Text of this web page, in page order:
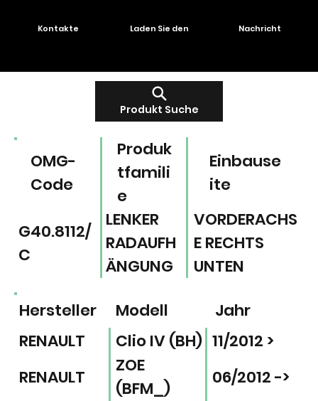
Produkt Suche
Kontakte Laden Sie den Nachricht
Einbause
ite
Produk
tfamili
e
OMG-
Code
VORDERACHS
E RECHTS
UNTEN
LENKER
RADAUFH
ÄNGUNG
G40.8112/
C
Modell Jahr
Hersteller
RENAULT
Clio IV (BH) 11/2012 >
RENAULT
ZOE
(BFM_)
06/2012 ->